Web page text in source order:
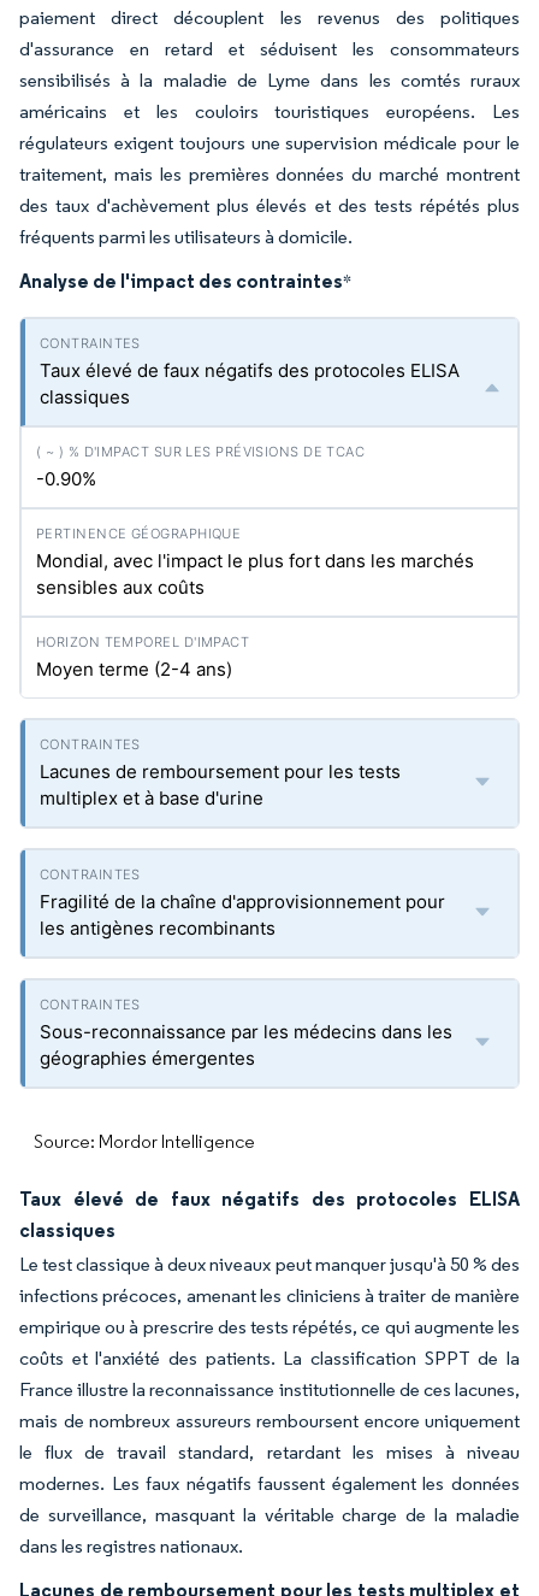
paiement direct découplent les revenus des politiques
d'assurance en retard et séduisent les consommateurs
sensibilisés à la maladie de Lyme dans les comtés ruraux
américains et les couloirs touristiques européens. Les
régulateurs exigent toujours une supervision médicale pour le
traitement, mais les premières données du marché montrent
des taux d'achèvement plus élevés et des tests répétés plus
fréquents parmi les utilisateurs à domicile.
Analyse de l'impact des contraintes*
Taux élevé de faux négatifs des protocoles ELISA
classiques
-0.90%
Mondial, avec l'impact le plus fort dans les marchés
sensibles aux coûts
Moyen terme (2-4 ans)
Lacunes de remboursement pour les tests
multiplex et à base d'urine
Fragilité de la chaîne d'approvisionnement pour
les antigènes recombinants
Sous-reconnaissance par les médecins dans les
géographies émergentes
Source: Mordor Intelligence
Taux élevé de faux négatifs des protocoles ELISA
classiques
Le test classique à deux niveaux peut manquer jusqu'à 50 % des
infections précoces, amenant les cliniciens à traiter de manière
empirique ou à prescrire des tests répétés, ce qui augmente les
coûts et l'anxiété des patients. La classification SPPT de la
France illustre la reconnaissance institutionnelle de ces lacunes,
mais de nombreux assureurs remboursent encore uniquement
le flux de travail standard, retardant les mises à niveau
modernes. Les faux négatifs faussent également les données
de surveillance, masquant la véritable charge de la maladie
dans les registres nationaux.
Lacunes de remboursement pour les tests multiplex et